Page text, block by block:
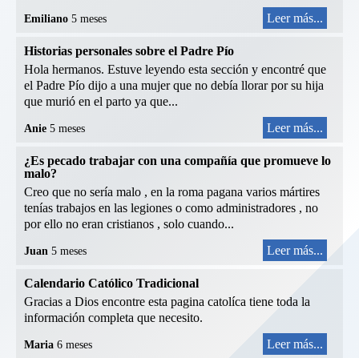
Emiliano 5 meses Leer más...
Historias personales sobre el Padre Pío
Hola hermanos. Estuve leyendo esta sección y encontré que
el Padre Pío dijo a una mujer que no debía llorar por su hija
que murió en el parto ya que...
Anie 5 meses Leer más...
¿Es pecado trabajar con una compañía que promueve lo
malo?
Creo que no sería malo , en la roma pagana varios mártires
tenías trabajos en las legiones o como administradores , no
por ello no eran cristianos , solo cuando...
Juan 5 meses Leer más...
Calendario Católico Tradicional
Gracias a Dios encontre esta pagina catolíca tiene toda la
información completa que necesito.
Maria 6 meses Leer más...